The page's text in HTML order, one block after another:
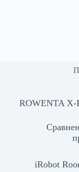
ROWENTA X-
iRobot